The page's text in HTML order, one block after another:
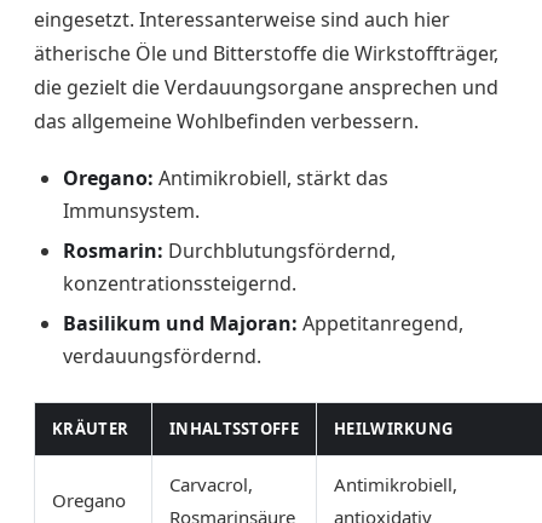
eingesetzt. Interessanterweise sind auch hier
ätherische Öle und Bitterstoffe die Wirkstoffträger,
die gezielt die Verdauungsorgane ansprechen und
das allgemeine Wohlbefinden verbessern.
Oregano: Antimikrobiell, stärkt das
Immunsystem.
Rosmarin: Durchblutungsfördernd,
konzentrationssteigernd.
Basilikum und Majoran: Appetitanregend,
verdauungsfördernd.
KRÄUTER INHALTSSTOFFE HEILWIRKUNG
Oregano
Carvacrol,
Rosmarinsäure
Antimikrobiell,
antioxidativ